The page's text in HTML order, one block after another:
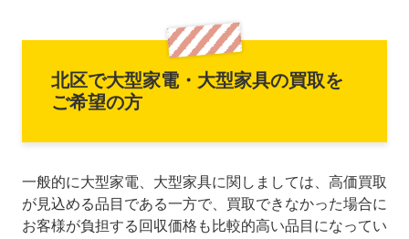
北区で大型家電・大型家具の買取を
ご希望の方
一般的に大型家電、大型家具に関しましては、高価買取
が見込める品目である一方で、買取できなかった場合に
お客様が負担する回収価格も比較的高い品目になってい